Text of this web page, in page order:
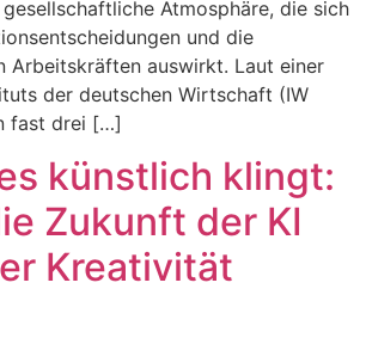
Atmosphäre, die sich
und die
Arbeitskräften auswirkt. Laut einer
der deutschen Wirtschaft (IW
fast drei […]
künstlich klingt:
Zukunft der KI
Kreativität